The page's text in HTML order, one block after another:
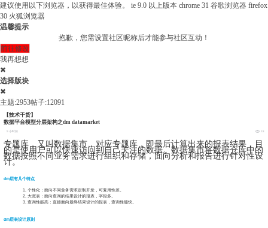
建议使用以下浏览器，以获得最佳体验。 ie 9.0 以上版本 chrome 31 谷歌浏览器 firefox
30 火狐浏览器
温馨提示
抱歉，您需设置社区昵称后才能参与社区互动！
前往修改
我再想想
✖
选择版块
✖
主题:2953帖子:12091
【技术干货】
数据平台模型分层架构之dm datamarket
9 小时前 28
专题库，又叫数据集市，对应专题库，即最后计算出来的报表结果，目
的是使用户可以快速访问到自己关注的数据。数据集市将数据仓库中的
数据按照不同业务需求进行组织和存储，面向分析和报告进行针对性设
计。
dm层有几个特点
个性化：面向不同业务需求定制开发，可复用性差。
大宽表：面向查询的结果设计的报表，字段多。
查询性能高：直接面向最终结果设计的报表，查询性能快。
dm层表设计原则